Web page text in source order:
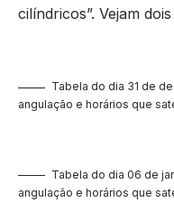
cilíndricos”. Vejam
Tabela do dia 31 de
angulação e horários que
Tabela do dia 06 de
angulação e horários que